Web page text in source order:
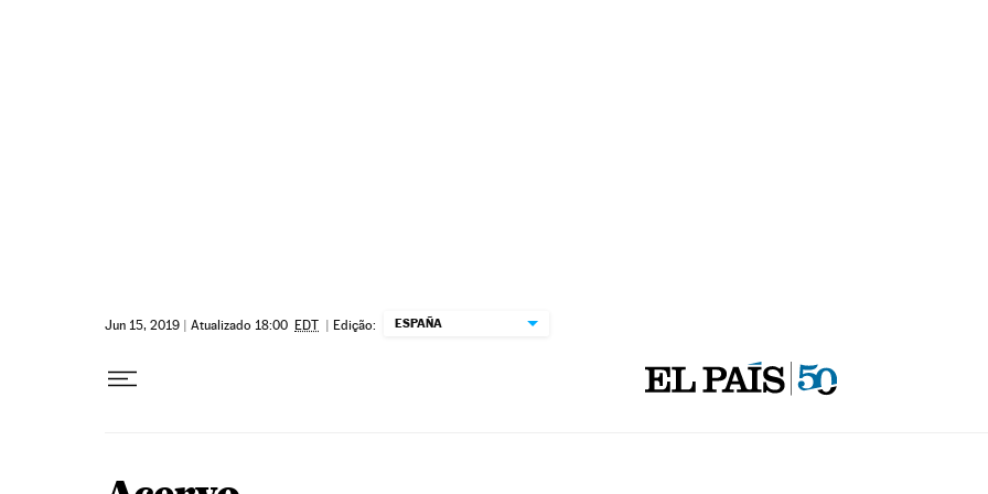
Jun 15, 2019 | Atualizado 18:00 EDT | Edição: ESPAÑA